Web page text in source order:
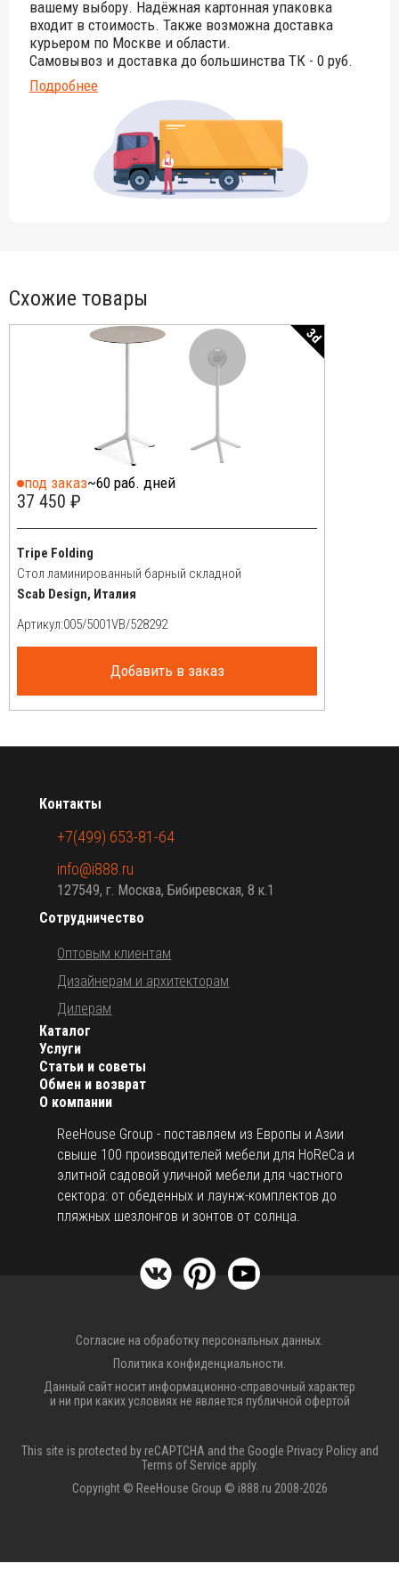
Для уточнения всех возможных вариантов материала
и цвета данного изделия обращайтесь к
нашим менеджерам!
вашему выбору. Надёжная картонная упаковка
входит в стоимость. Также возможна доставка
курьером по Москве и области.
Самовывоз и доставка до большинства ТК - 0 руб.
Подробнее
Схожие товары
3d
под заказ~60 раб. дней
37 450 ₽
Tripe Folding
Стол ламинированный барный складной
Scab Design, Италия
Артикул:
Добавить в заказ
О компании
ReeHouse Group - поставляем из Европы и Азии
свыше 100 производителей мебели для HoReCa и
элитной садовой уличной мебели для частного
сектора: от обеденных и лаунж-комплектов до
пляжных шезлонгов и зонтов от солнца.
Каталог
Услуги
Статьи и советы
Обмен и возврат
Сотрудничество
Оптовым клиентам
Дизайнерам и архитекторам
Дилерам
Контакты
+7(499) 653-81-64
info@i888.ru
127549, г. Москва, Бибиревская, 8 к.1
Согласие на обработку персональных данных.
Политика конфиденциальности.
Данный сайт носит информационно-справочный характер
и ни при каких условиях не является публичной офертой
This site is protected by reCAPTCHA and the Google Privacy Policyand
Terms of Service apply.
Copyright © ReeHouse Group © i888.ru 2008-2026